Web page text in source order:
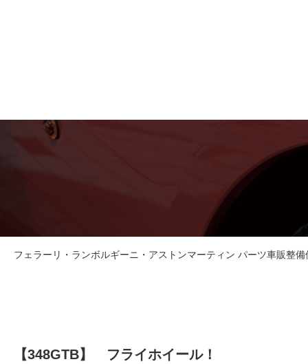
フェラーリ・ランボルギーニ・アストンマーティン パーツ車販整
【348GTB】 フライホイール！